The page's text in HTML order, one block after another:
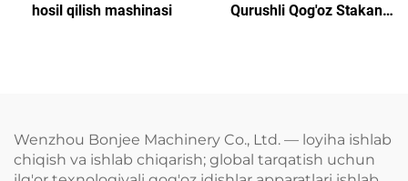
hosil qilish mashinasi
Qurushli Qog'oz Stakan
Wenzhou Bonjee Machinery Co., Ltd. — loyiha ishlab
chiqish va ishlab chiqarish; global tarqatish uchun